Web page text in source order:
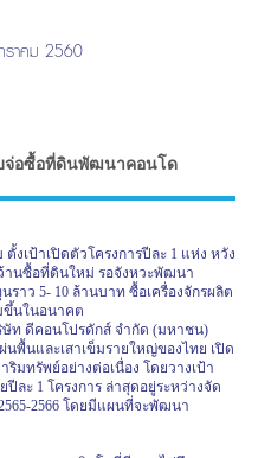
าคม 2560
จ่อซื้อที่ดินพัฒนาคอนโด
งเป้าเปิดตัวโครงการปีละ 1 แห่ง หวัง
านซื้อที่ดินใหม่ รอจังหวะพัฒนา
าว 5- 10 ล้านบาท ซื้อเครื่องจักรผลิต
ขึ้นในอนาคต
ษัท ดีคอนโปรดักส์ จำกัด (มหาชน)
นพื้นและเสาเข็มรายใหญ่ของไทย เปิด
ริมทรัพย์อย่างต่อเนื่อง โดยวางเป้า
ปีละ 1 โครงการ ล่าสุดอยู่ระหว่างจัด
2566 โดยมีแผนที่จะพัฒนา